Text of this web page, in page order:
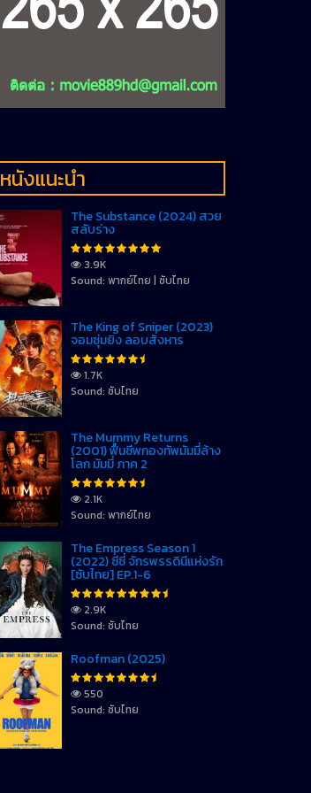
หนังแนะนำ
The Substance (2024) สวย
สลับร่าง
3.9K
Sound: พากย์ไทย | ซับไทย
The King of Sniper (2023)
จอมซุ่มยิง ลอบสังหาร
1.7K
Sound: ซับไทย
The Mummy Returns
(2001) ฟื้นชีพกองทัพมัมมี่ล้าง
โลก มัมมี่ ภาค 2
2.1K
Sound: พากย์ไทย
The Empress Season 1
(2022) ซีซี่ จักรพรรดินีแห่งรัก
[ซับไทย] EP.1-6
2.9K
Sound: ซับไทย
Roofman (2025)
550
Sound: ซับไทย